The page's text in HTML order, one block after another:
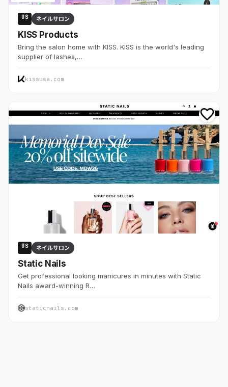
US ネイルサロン
KISS Products
Bring the salon home with KISS. KISS is the world's leading
supplier of lashes,…
kissusa.com
US ネイルサロン
Static Nails
Get professional looking manicures in minutes with Static
Nails award-winning R…
staticnails.com